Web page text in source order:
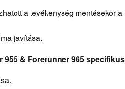
a tevékenység mentésekor a
javítása.
955 & Forerunner 965 specifikus